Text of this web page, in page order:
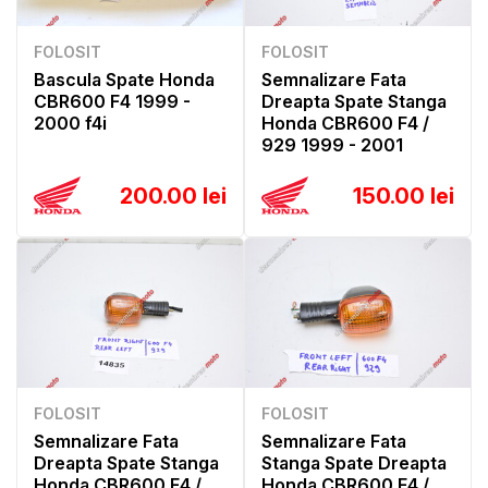
FOLOSIT
Bascula Spate Honda
CBR600 F4 1999 -
2000 f4i
200.00 lei
FOLOSIT
Semnalizare Fata
Dreapta Spate Stanga
Honda CBR600 F4 /
929 1999 - 2001
150.00 lei
FOLOSIT
Semnalizare Fata
Dreapta Spate Stanga
FOLOSIT
Semnalizare Fata
Stanga Spate Dreapta